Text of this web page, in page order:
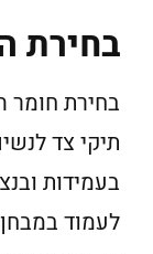
בחירת
בחירת חומר
תיקי צד
בעמידות
לעמוד במבחן